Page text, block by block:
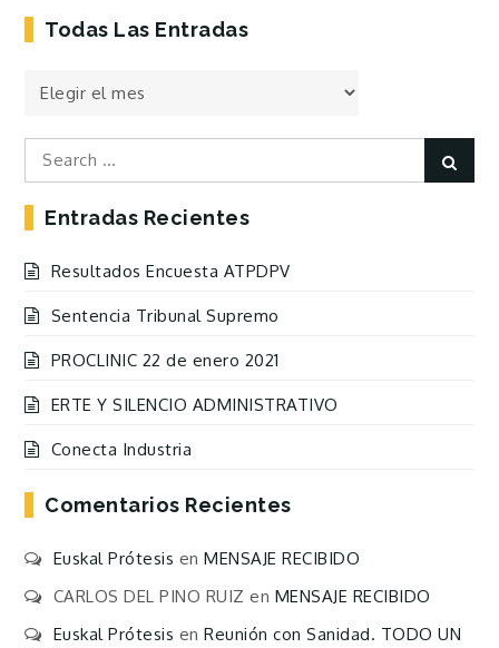
Todas Las Entradas
Todas
Entradas
Search
for:
Entradas Recientes
Resultados Encuesta ATPDPV
Sentencia Tribunal Supremo
PROCLINIC 22 de enero 2021
ERTE Y SILENCIO ADMINISTRATIVO
Conecta Industria
Comentarios Recientes
Euskal Prótesis enMENSAJE RECIBIDO
CARLOS DEL PINO RUIZ en MENSAJE RECIBIDO
Euskal Prótesis enReunión con Sanidad. TODO UN